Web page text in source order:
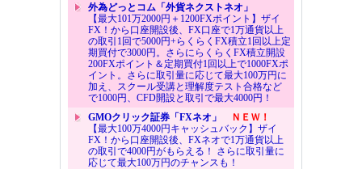
外為どっとコム「外貨ネクストネオ」
【最大101万2000円＋1200FXポイント】ザイ
FX！から口座開設後、FX口座で1万通貨以上
の取引1回で5000円+らくらくFX積立1回以上定
期買付で3000円。さらにらくらくFX積立開設
200FXポイント＆定期買付1回以上で1000FXポ
イント。さらに取引量に応じて最大100万円に
加え、スクール受講と理解度テスト合格など
で1000円、CFD開設と取引で最大4000円！
GMOクリック証券「FXネオ」
ＮＥＷ！
【最大100万4000円キャッシュバック】ザイ
FX！から口座開設後、FXネオで1万通貨以上
の取引で4000円がもらえる！ さらに取引量に
応じて最大100万円のチャンスも！